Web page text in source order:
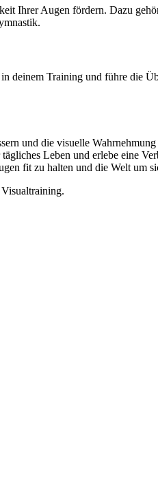
Ihrer Augen fördern. Dazu
deinem Training und führe die
und die visuelle
Leben und erlebe eine
fit zu halten und die Welt um